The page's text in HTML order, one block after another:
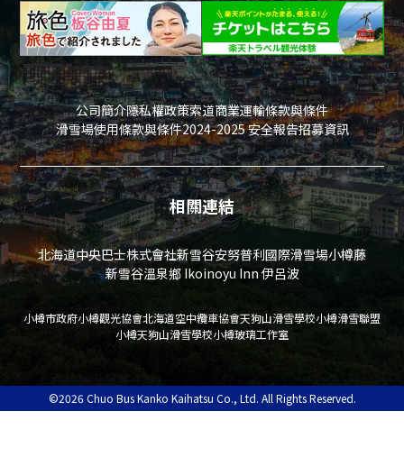
5月23日（週六）～10月12日（週一·假
日）
營業時間
9：30～17：00
費用
門票：免費
松鼠食品：每隻300日圓（只收現金）
*在園區內的自動販賣機販售（特別扭蛋）
防範措施
公司簡介隱私權政策索道商業運輸條款與條件
滑雪場使用條款與條件2024-2025 安全報告招募資訊
相關連結
北海道中央巴士株式會社新雪谷安努普利國際滑雪場小樽藤
新雪谷溫泉鄉 Ikoinoyu Inn 伊呂波
小樽市政府小樽觀光協會北海道空中纜車協會天狗山滑雪學校小樽滑雪聯盟
小樽天狗山滑雪學校小樽玻璃工作室
©2026 Chuo Bus Kanko Kaihatsu Co., Ltd. All Rights Reserved.